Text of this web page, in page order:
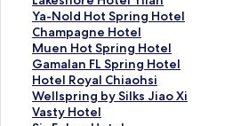
P
I
N
J
i
a
o
i
a
M
e
i
H
o
i
n
H
o
t
e
l
a
i
y
u
B
&
B
a
k
e
s
h
o
r
Ya-Nold Hot Spring Hotel
Y
a
-
N
o
l
d
Champagne Hotel
C
h
a
m
p
a
Muen Hot Spring Hotel
M
u
e
n
H
Gamalan FL Spring Hotel
G
a
m
a
Hotel Royal Chiaohsi
H
o
t
Wellspring by Silks Jiao Xi
W
e
Vasty Hotel
V